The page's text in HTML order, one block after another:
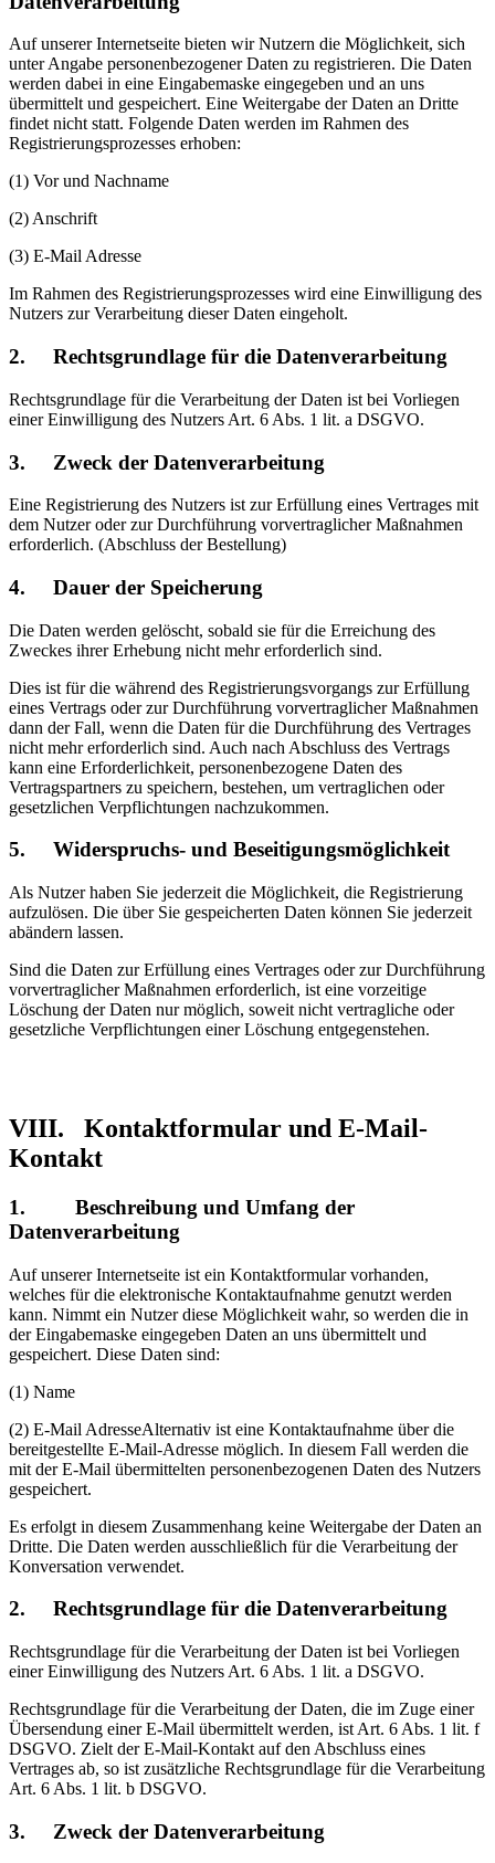
Auf unserer Internetseite bieten wir Nutzern die Möglichkeit, sich
unter Angabe personenbezogener Daten zu registrieren. Die Daten
werden dabei in eine Eingabemaske eingegeben und an uns
übermittelt und gespeichert. Eine Weitergabe der Daten an Dritte
findet nicht statt. Folgende Daten werden im Rahmen des
Registrierungsprozesses erhoben:
(1) Vor und Nachname
(2) Anschrift
(3) E-Mail Adresse
Im Rahmen des Registrierungsprozesses wird eine Einwilligung des
Nutzers zur Verarbeitung dieser Daten eingeholt.
2. Rechtsgrundlage für die Datenverarbeitung
Rechtsgrundlage für die Verarbeitung der Daten ist bei Vorliegen
einer Einwilligung des Nutzers Art. 6 Abs. 1 lit. a DSGVO.
3. Zweck der Datenverarbeitung
Eine Registrierung des Nutzers ist zur Erfüllung eines Vertrages mit
dem Nutzer oder zur Durchführung vorvertraglicher Maßnahmen
erforderlich. (Abschluss der Bestellung)
4. Dauer der Speicherung
Die Daten werden gelöscht, sobald sie für die Erreichung des
Zweckes ihrer Erhebung nicht mehr erforderlich sind.
Dies ist für die während des Registrierungsvorgangs zur Erfüllung
eines Vertrags oder zur Durchführung vorvertraglicher Maßnahmen
dann der Fall, wenn die Daten für die Durchführung des Vertrages
nicht mehr erforderlich sind. Auch nach Abschluss des Vertrags
kann eine Erforderlichkeit, personenbezogene Daten des
Vertragspartners zu speichern, bestehen, um vertraglichen oder
gesetzlichen Verpflichtungen nachzukommen.
5. Widerspruchs- und Beseitigungsmöglichkeit
Als Nutzer haben Sie jederzeit die Möglichkeit, die Registrierung
aufzulösen. Die über Sie gespeicherten Daten können Sie jederzeit
abändern lassen.
Sind die Daten zur Erfüllung eines Vertrages oder zur Durchführung
vorvertraglicher Maßnahmen erforderlich, ist eine vorzeitige
Löschung der Daten nur möglich, soweit nicht vertragliche oder
gesetzliche Verpflichtungen einer Löschung entgegenstehen.
VIII. Kontaktformular und E-Mail-
Kontakt
1. Beschreibung und Umfang der
Datenverarbeitung
Auf unserer Internetseite ist ein Kontaktformular vorhanden,
welches für die elektronische Kontaktaufnahme genutzt werden
kann. Nimmt ein Nutzer diese Möglichkeit wahr, so werden die in
der Eingabemaske eingegeben Daten an uns übermittelt und
gespeichert. Diese Daten sind:
(1) Name
(2) E-Mail AdresseAlternativ ist eine Kontaktaufnahme über die
bereitgestellte E-Mail-Adresse möglich. In diesem Fall werden die
mit der E-Mail übermittelten personenbezogenen Daten des Nutzers
gespeichert.
Es erfolgt in diesem Zusammenhang keine Weitergabe der Daten an
Dritte. Die Daten werden ausschließlich für die Verarbeitung der
Konversation verwendet.
2. Rechtsgrundlage für die Datenverarbeitung
Rechtsgrundlage für die Verarbeitung der Daten ist bei Vorliegen
einer Einwilligung des Nutzers Art. 6 Abs. 1 lit. a DSGVO.
Rechtsgrundlage für die Verarbeitung der Daten, die im Zuge einer
Übersendung einer E-Mail übermittelt werden, ist Art. 6 Abs. 1 lit. f
DSGVO. Zielt der E-Mail-Kontakt auf den Abschluss eines
Vertrages ab, so ist zusätzliche Rechtsgrundlage für die Verarbeitung
Art. 6 Abs. 1 lit. b DSGVO.
3. Zweck der Datenverarbeitung